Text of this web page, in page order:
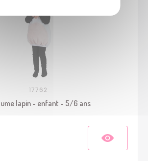
17762
lapin - enfant - 5/6 ans